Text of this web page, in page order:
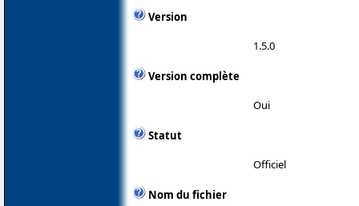
Version
1.5.0
Version complète
Oui
Statut
Officiel
Nom du fichier